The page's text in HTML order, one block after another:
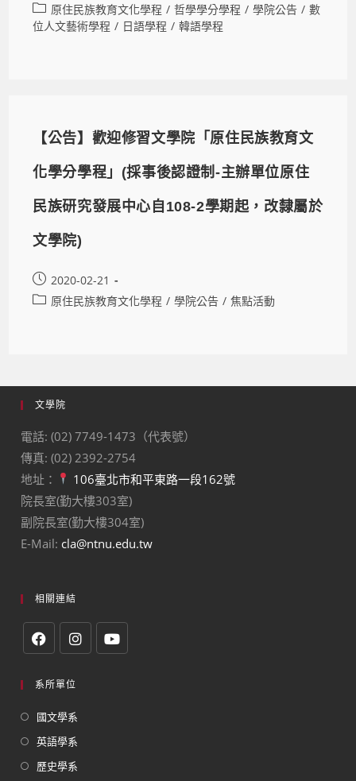
原住民族教育文化學程 / 哲學學分學程 / 學院公告 / 數
位人文藝術學程 / 日語學程 / 韓語學程
【公告】歡迎修習文學院「原住民族教育文
化學分學程」(採事後認證制-主辦單位原住
民族研究發展中心自108-2學期起，改隸屬於
文學院)
2020-02-21
原住民族教育文化學程 / 學院公告 / 焦點活動
文學院
電話: (02) 7749-1473（代表號）
傳真: (02) 2392-2754
地址：
106臺北市和平東路一段162號
院長室(勤大樓303室)
副院長室(勤大樓304室)
E-Mail: cla@ntnu.edu.tw
相關連結
系所單位
國文學系
英語學系
歷史學系